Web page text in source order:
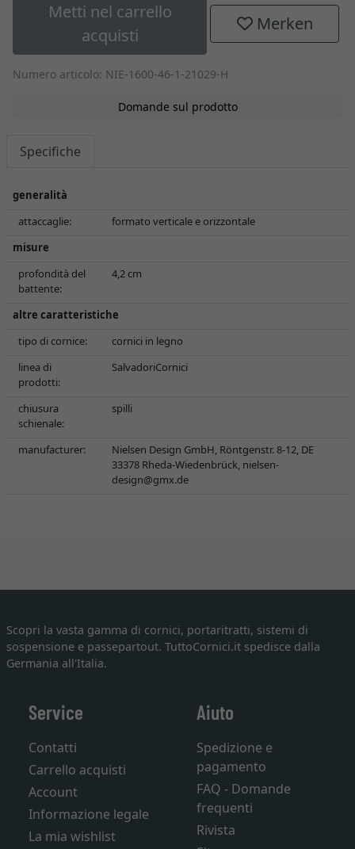
Metti nel carrello
acquisti
Merken
Numero articolo: NIE-1600-46-1-21029-H
Domande sul prodotto
Specifiche
generalità
attaccaglie:
formato verticale e orizzontale
misure
profondità del
battente:
4,2 cm
altre caratteristiche
tipo di cornice:
cornici in legno
linea di
prodotti:
SalvadoriCornici
chiusura
schienale:
spilli
manufacturer:
Nielsen Design GmbH, Röntgenstr. 8-12, DE
33378 Rheda-Wiedenbrück, nielsen-
design@gmx.de
Scopri la vasta gamma di cornici, portaritratti, sistemi di
sospensione e passepartout. TuttoCornici.it spedisce dalla
Germania all'Italia.
Service
Contatti
Carrello acquisti
Account
Informazione legale
La mia wishlist
Aiuto
Spedizione e
pagamento
FAQ - Domande
frequenti
Rivista